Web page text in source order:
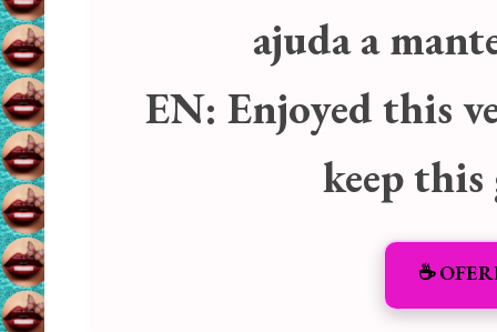
ajuda a
EN: Enjoyed this
keep
☕️